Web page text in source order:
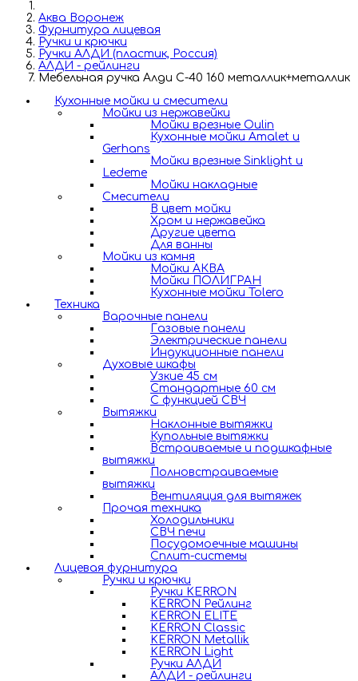
Аква Воронеж
Фурнитура лицевая
Ручки и крючки
Ручки АЛДИ (пластик, Россия)
АЛДИ - рейлинги
Мебельная ручка Алди С-40 160 металлик+металлик
Кухонные мойки и смесители
Мойки из нержавейки
Мойки врезные Oulin
Кухонные мойки Amalet и
Gerhans
Мойки врезные Sinklight и
Ledeme
Мойки накладные
Смесители
В цвет мойки
Хром и нержавейка
Другие цвета
Для ванны
Мойки из камня
Мойки АКВА
Мойки ПОЛИГРАН
Кухонные мойки Tolero
Техника
Варочные панели
Газовые панели
Электрические панели
Индукционные панели
Духовые шкафы
Узкие 45 см
Стандартные 60 см
С функцией СВЧ
Вытяжки
Наклонные вытяжки
Купольные вытяжки
Встраиваемые и подшкафные
вытяжки
Полновстраиваемые
вытяжки
Вентиляция для вытяжек
Прочая техника
Холодильники
СВЧ печи
Посудомоечные машины
Сплит-системы
Лицевая фурнитура
Ручки и крючки
Ручки KERRON
KERRON Рейлинг
KERRON ELITE
KERRON Classic
KERRON Metallik
KERRON Light
Ручки АЛДИ
АЛДИ - рейлинги